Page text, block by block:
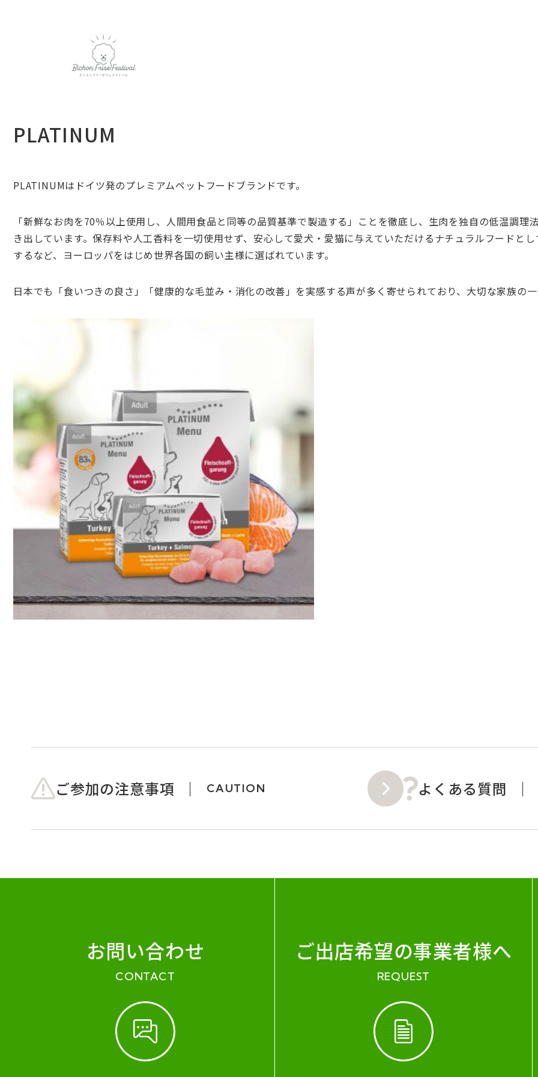
PLATINUM
PLATINUMはドイツ発のプレミアムペットフードブランドです。
「新鮮なお肉を70％以上使用し、 人間用食品と同等の品質基準で製造する」ことを徹底し、 生肉を独自の低温調理
き出しています。保存料や人工香料を一切使用せず、安心して愛犬・ 愛猫に与えていただけるナチュラルフードとし
するなど、 ヨーロッパをはじめ世界各国の飼い主様に選ばれています。
日本でも「食いつきの良さ」「健康的な毛並み・消化の改善」 を実感する声が多く寄せられており、 大切な家族の
ご参加の注意事項 CAUTION よくある質問
お問い合わせ
CONTACT
ご出店希望の事業者様へ
REQUEST